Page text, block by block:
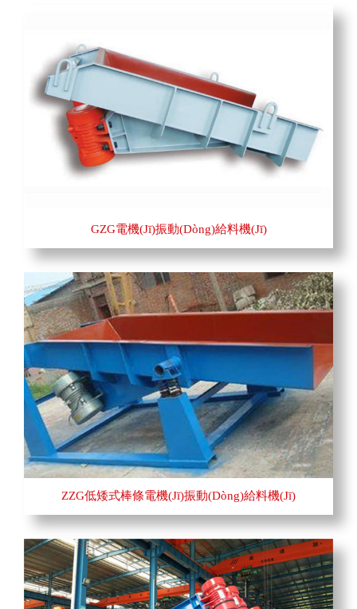
GZG電機(jī)振動(dòng)給料機(jī)
ZZG低矮式棒條電機(jī)振動(dòng)給料機(jī)